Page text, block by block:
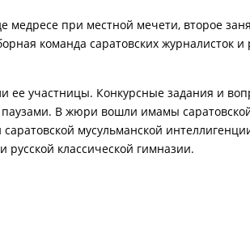
медресе при местной мечети, второе
команда саратовских журналисток и
ее участницы. Конкурсные задания и
В жюри вошли имамы
мусульманской
русской классической гимназии.